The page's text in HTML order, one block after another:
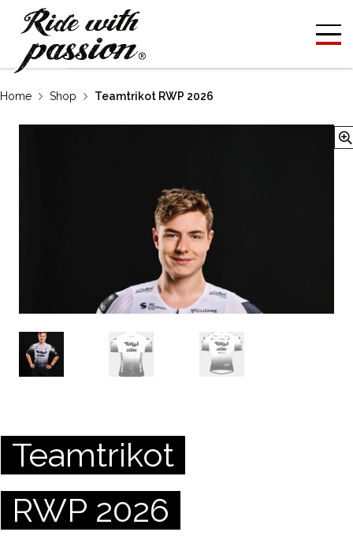
Home Shop Teamtrikot RWP 2026
Teamtrikot
RWP 2026